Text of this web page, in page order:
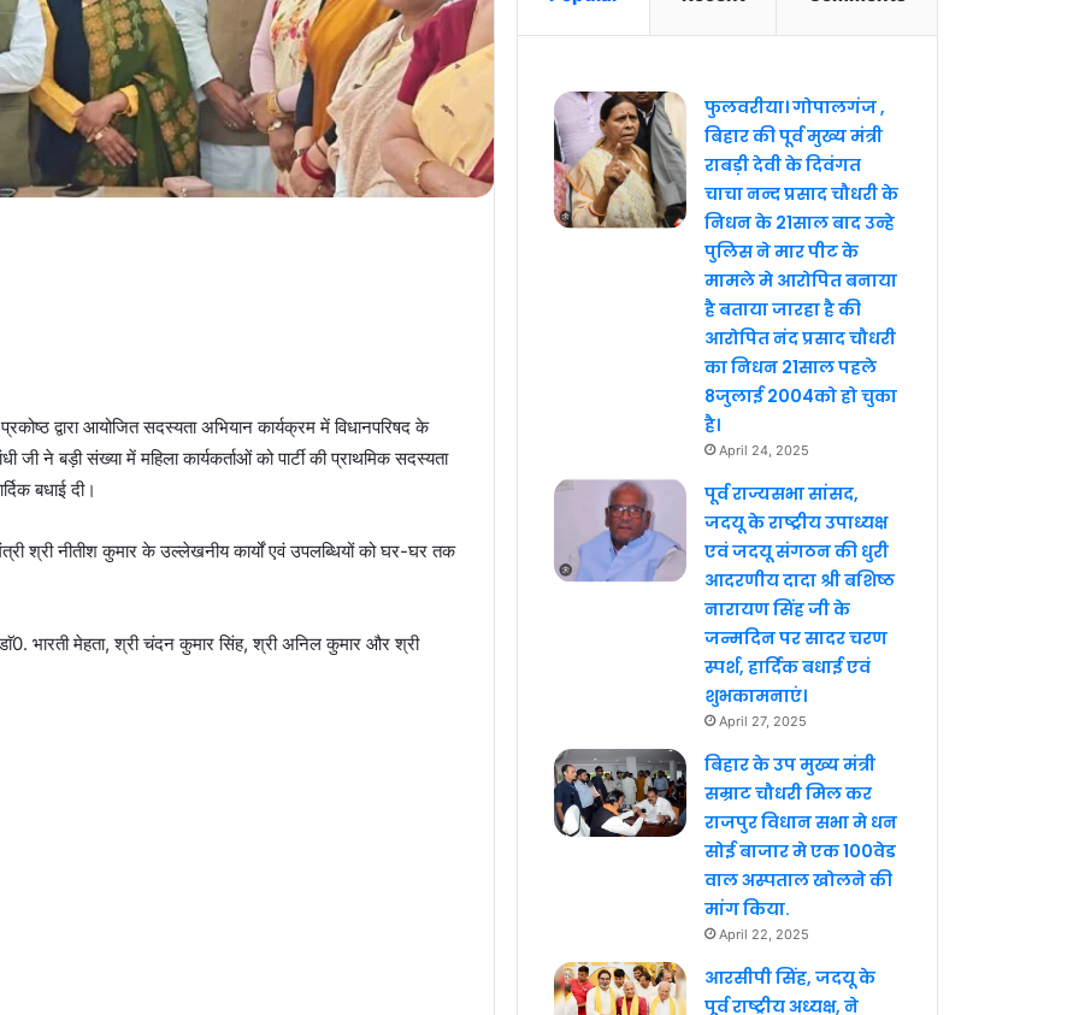
द्वारा आयोजित सदस्यता अभियान कार्यक्रम में विधानपरिषद के
ने बड़ी संख्या में महिला कार्यकर्ताओं को पार्टी की प्राथमिक सदस्यता
बधाई दी।
श्री नीतीश कुमार के उल्लेखनीय कार्यों एवं उपलब्धियों को घर-घर तक
डाॅ0. भारती मेहता, श्री चंदन कुमार सिंह, श्री अनिल कुमार और श्री
फुलवरीया। गोपालगंज ,
बिहार की पूर्व मुख्य मंत्री
राबड़ी देवी के दिवंगत
चाचा नन्द प्रसाद चौधरी के
निधन के 21साल बाद उन्हे
पुलिस ने मार पीट के
मामले मे आरोपित बनाया
है बताया जारहा है की
आरोपित नंद प्रसाद चौधरी
का निधन 21साल पहले
8जुलाई 2004को हो चुका
है।
April 24, 2025
पूर्व राज्यसभा सांसद,
जदयू के राष्ट्रीय उपाध्यक्ष
एवं जदयू संगठन की धुरी
आदरणीय दादा श्री बशिष्ठ
नारायण सिंह जी के
जन्मदिन पर सादर चरण
स्पर्श, हार्दिक बधाई एवं
शुभकामनाएं।
April 27, 2025
बिहार के उप मुख्य मंत्री
सम्राट चौधरी मिल कर
राजपुर विधान सभा मे धन
सोई बाजार मे एक 100वेड
वाल अस्पताल खोलने की
मांग किया.
April 22, 2025
आरसीपी सिंह, जदयू के
पूर्व राष्ट्रीय अध्यक्ष, ने